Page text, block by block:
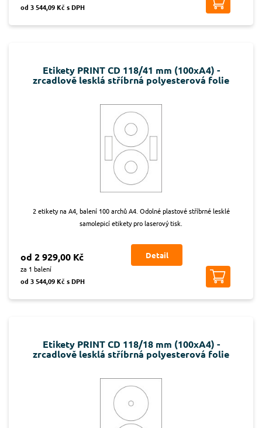
od 3 544,09 Kč s DPH
Etikety PRINT CD 118/41 mm (100xA4) -
zrcadlově lesklá stříbrná polyesterová folie
2 etikety na A4, balení 100 archů A4. Odolné plastové stříbrné lesklé
samolepicí etikety pro laserový tisk.
od 2 929,00 Kč
za 1 balení
od 3 544,09 Kč s DPH
Detail
Etikety PRINT CD 118/18 mm (100xA4) -
zrcadlově lesklá stříbrná polyesterová folie